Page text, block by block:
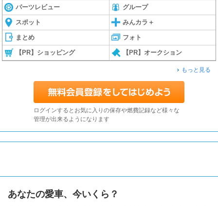
パーツレビュー グループ
スポット みんカラ＋
まとめ フォト
【PR】ショッピング 【PR】オークション
もっと見る
ログインするとお気に入りの保存や燃費記録など様々な
管理が出来るようになります
あなたの愛車、今いくら？